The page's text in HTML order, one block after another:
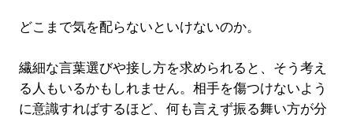
どこまで気を配らないといけないのか。
繊細な言葉選びや接し方を求められると、そう考え
る人もいるかもしれません。相手を傷つけないよう
に意識すればするほど、何も言えず振る舞い方が分